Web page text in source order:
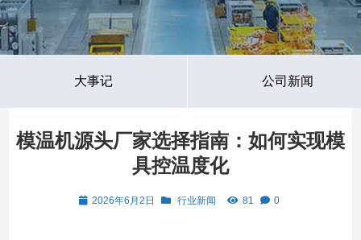
大事记 公司新闻
模温机源头厂家选择指南：如何实现模
具控温度化
2026年6月2日 行业新闻 81 0